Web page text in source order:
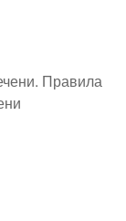
Правила